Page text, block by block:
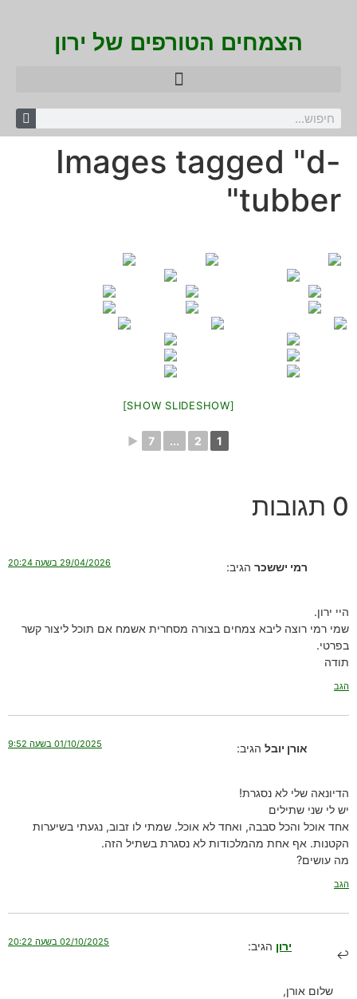
הצמחים הטורפים של ירון
Images tagged "d-
tubber"
[SHOW SLIDESHOW]
1
2
...
7
►
0 תגובות
רמי יששכר הגיב: 29/04/2026 בשעה 20:24
היי ירון.
שמי רמי רוצה ליבא צמחים בצורה מסחרית אשמח אם תוכל ליצור קשר
בפרטי.
תודה
הגב
אורן יובל הגיב: 01/10/2025 בשעה 9:52
הדיונאה שלי לא נסגרת!
יש לי שני שתילים
אחד אוכל והכל סבבה, ואחד לא אוכל. שמתי לו זבוב, נגעתי בשיערות
הקטנות. אף אחת מהמלכודות לא נסגרת בשתיל הזה.
מה עושים?
הגב
ירון הגיב: 02/10/2025 בשעה 20:22
שלום אורן,